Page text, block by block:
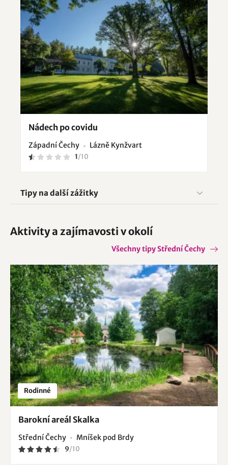
Nádech po covidu
Západní Čechy Lázně Kynžvart
1/10
Tipy na další zážitky
Aktivity a zajímavosti v okolí
Všechny tipy Střední Čechy
Rodinné
Barokní areál Skalka
Střední Čechy Mníšek pod Brdy
9/10